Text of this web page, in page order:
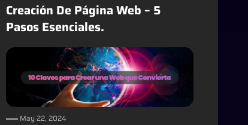
Creación De Página Web – 5
Pasos Esenciales.
May 22, 2024